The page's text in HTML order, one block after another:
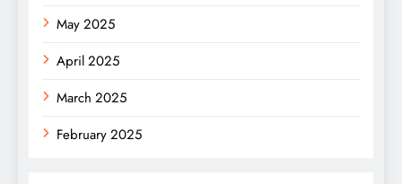
May 2025
April 2025
March 2025
February 2025